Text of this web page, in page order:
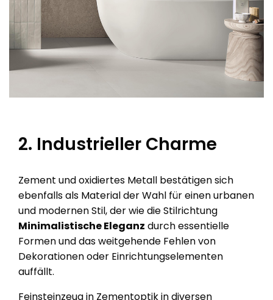
2. Industrieller Charme
Zement und oxidiertes Metall bestätigen sich
ebenfalls als Material der Wahl für einen urbanen
und modernen Stil, der wie die Stilrichtung
Minimalistische Eleganz durch essentielle
Formen und das weitgehende Fehlen von
Dekorationen oder Einrichtungselementen
auffällt.
Feinsteinzeug in Zementoptik in diversen